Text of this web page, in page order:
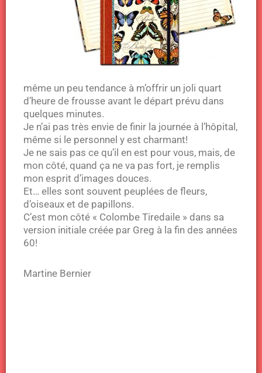
même un peu tendance à m’offrir un joli quart
d’heure de frousse avant le départ prévu dans
quelques minutes.
Je n’ai pas très envie de finir la journée à l’hôpital,
même si le personnel y est charmant!
Je ne sais pas ce qu’il en est pour vous, mais, de
mon côté, quand ça ne va pas fort, je remplis
mon esprit d’images douces.
Et… elles sont souvent peuplées de fleurs,
d’oiseaux et de papillons.
C’est mon côté « Colombe Tiredaile » dans sa
version initiale créée par Greg à la fin des années
60!
Martine Bernier